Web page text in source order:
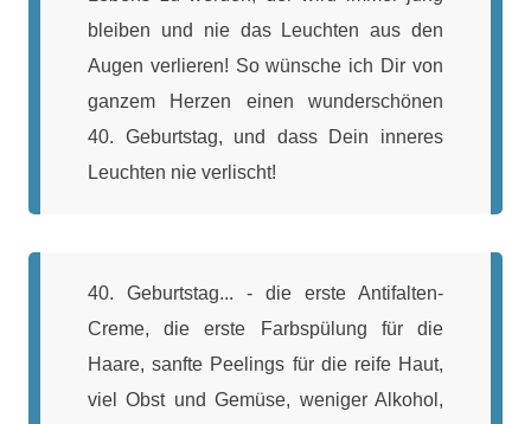
bleiben und nie das Leuchten aus den
Augen verlieren! So wünsche ich Dir von
ganzem Herzen einen wunderschönen
40. Geburtstag, und dass Dein inneres
Leuchten nie verlischt!
40. Geburtstag... - die erste Antifalten-
Creme, die erste Farbspülung für die
Haare, sanfte Peelings für die reife Haut,
viel Obst und Gemüse, weniger Alkohol,